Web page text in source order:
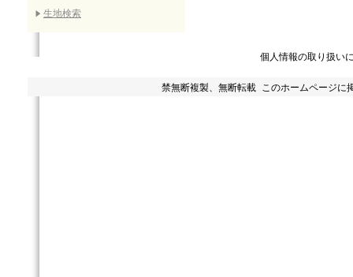
生地検索
個人情報の取り扱い
禁無断複製、無断転載 このホームページに